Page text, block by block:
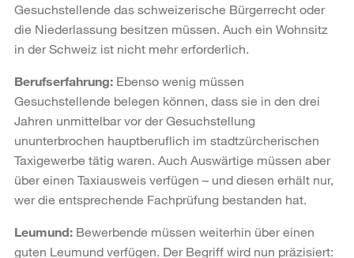
Gesuchstellende das schweizerische Bürgerrecht oder
die Niederlassung besitzen müssen. Auch ein Wohnsitz
in der Schweiz ist nicht mehr erforderlich.
Berufserfahrung: Ebenso wenig müssen
Gesuchstellende belegen können, dass sie in den drei
Jahren unmittelbar vor der Gesuchstellung
ununterbrochen hauptberuflich im stadtzürcherischen
Taxigewerbe tätig waren. Auch Auswärtige müssen aber
über einen Taxiausweis verfügen – und diesen erhält nur,
wer die entsprechende Fachprüfung bestanden hat.
Leumund: Bewerbende müssen weiterhin über einen
guten Leumund verfügen. Der Begriff wird nun präzisiert: